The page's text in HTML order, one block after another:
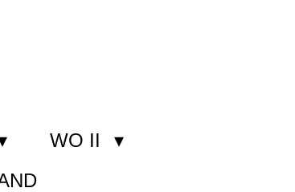
WO II